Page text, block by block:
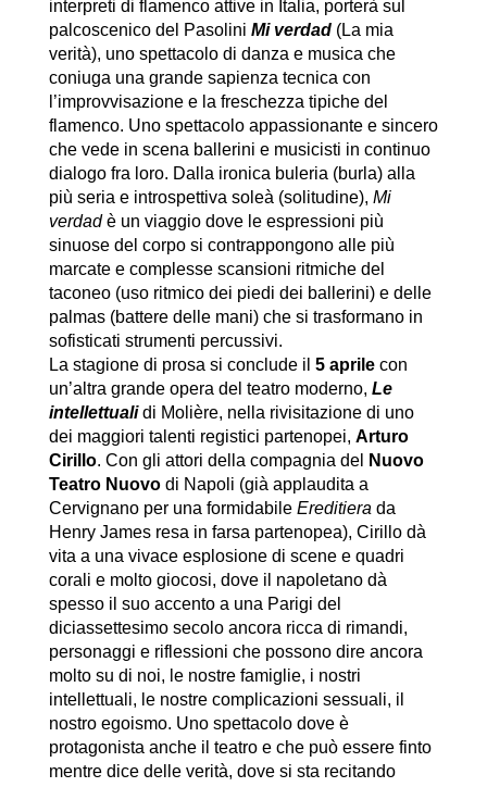
interpreti di flamenco attive in Italia, porterà sul
palcoscenico del Pasolini Mi verdad (La mia
verità), uno spettacolo di danza e musica che
coniuga una grande sapienza tecnica con
l’improvvisazione e la freschezza tipiche del
flamenco. Uno spettacolo appassionante e sincero
che vede in scena ballerini e musicisti in continuo
dialogo fra loro. Dalla ironica buleria (burla) alla
più seria e introspettiva soleà (solitudine), Mi
verdadè un viaggio dove le espressioni più
sinuose del corpo si contrappongono alle più
marcate e complesse scansioni ritmiche del
taconeo (uso ritmico dei piedi dei ballerini) e delle
palmas (battere delle mani) che si trasformano in
sofisticati strumenti percussivi.
La stagione di prosa si conclude il 5 aprilecon
un’altra grande opera del teatro moderno, Le
intellettualidi Molière, nella rivisitazione di uno
dei maggiori talenti registici partenopei, Arturo
Cirillo. Con gli attori della compagnia del
Nuovo
Teatro Nuovodi Napoli (già applaudita a
Cervignano per una formidabile Ereditiera da
Henry James resa in farsa partenopea), Cirillo dà
vita a una vivace esplosione di scene e quadri
corali e molto giocosi, dove il napoletano dà
spesso il suo accento a una Parigi del
diciassettesimo secolo ancora ricca di rimandi,
personaggi e riflessioni che possono dire ancora
molto su di noi, le nostre famiglie, i nostri
intellettuali, le nostre complicazioni sessuali, il
nostro egoismo. Uno spettacolo dove è
protagonista anche il teatro e che può essere finto
mentre dice delle verità, dove si sta recitando